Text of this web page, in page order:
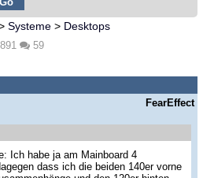
Systeme > Desktops
59
FearEffect
Ich habe ja am Mainboard 4
dass ich die beiden 140er vorne